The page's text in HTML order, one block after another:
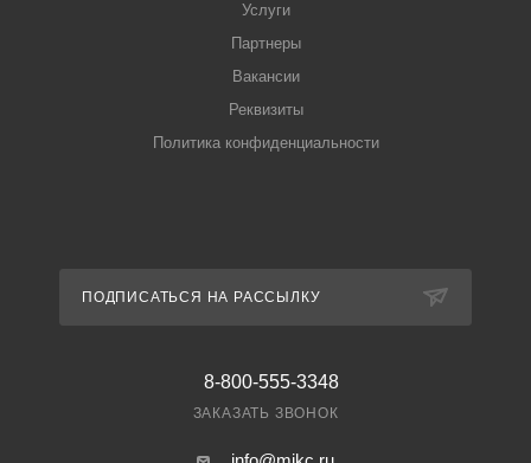
Услуги
Партнеры
Вакансии
Реквизиты
Политика конфиденциальности
ПОДПИСАТЬСЯ НА РАССЫЛКУ
8-800-555-3348
ЗАКАЗАТЬ ЗВОНОК